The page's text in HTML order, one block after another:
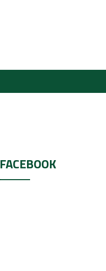
FACEBOOK